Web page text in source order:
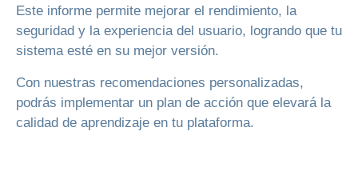
Este informe permite mejorar el rendimiento, la
seguridad y la experiencia del usuario, logrando que tu
sistema esté en su mejor versión.
Con nuestras recomendaciones personalizadas,
podrás implementar un plan de acción que elevará la
calidad de aprendizaje en tu plataforma.